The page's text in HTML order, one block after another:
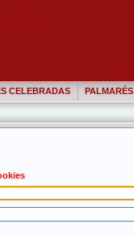
CELEBRADAS PALMARÉS